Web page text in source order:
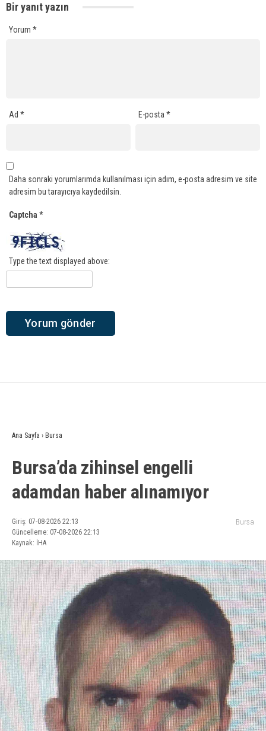
Bir yanıt yazın
Yorum *
Ad * E-posta*
Daha sonraki yorumlarımda kullanılması için adım, e-posta adresim ve site
adresim bu tarayıcıya kaydedilsin.
Captcha *
Type the text displayed above:
Ana Sayfa › Bursa
Bursa’da zihinsel engelli
adamdan haber alınamıyor
Giriş: 07-08-2026 22:13
Güncelleme: 07-08-2026 22:13
Kaynak: İHA
Bursa